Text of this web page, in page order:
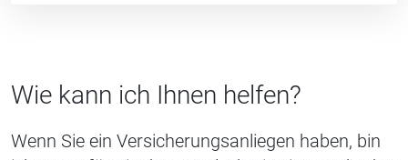
Wie kann ich Ihnen helfen?
Wenn Sie ein Versicherungsanliegen haben, bin